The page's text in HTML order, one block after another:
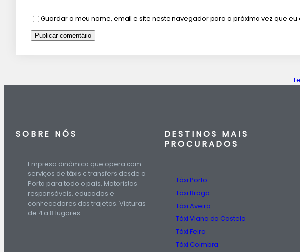
Guardar o meu nome, email e site neste navegador para a próxima vez que eu
SOBRE NÓS
Empresa dinâmica que opera com
serviços de táxis e transfers desde o
Porto para todo o país. Motoristas
responsáveis, educados e
conhecedores dos trajetos. Viaturas
de 4 a 8 lugares.
DESTINOS MAIS
PROCURADOS
Táxi Porto
Táxi Braga
Táxi Aveiro
Táxi Viana do Castelo
Táxi Feira
Táxi Coimbra